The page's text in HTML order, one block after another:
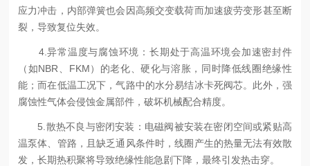
应力冲击，内部弹簧也会因高频交变载荷而加速疲劳变形甚至断
裂，导致复位失效。
4.异常温度与腐蚀环境：长期处于高温环境会加速密封件
（如NBR、FKM）的老化、硬化与溶胀，同时降低线圈绝缘性
能；而在低温工况下，气路中的水分易结冰卡死阀芯。此外，强
腐蚀性气体会侵蚀金属部件，破坏机械配合精度。
5.散热不良与密闭安装：电磁阀被安装在密闭空间或紧贴高
温泵体、管路，且缺乏通风条件时，线圈产生的热量无法有效散
发，长期热积聚将导致绝缘性能急剧下降，最终引发热击穿。